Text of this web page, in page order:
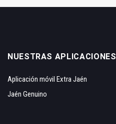
NUESTRAS APLICACIONES
Aplicación móvil Extra Jaén
Jaén Genuino